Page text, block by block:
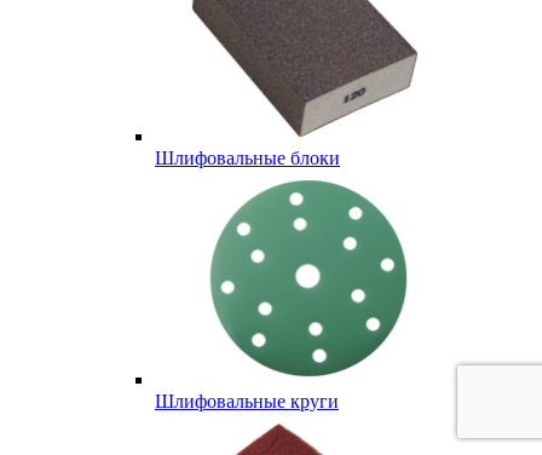
Шлифовальные блоки
Шлифовальные круги